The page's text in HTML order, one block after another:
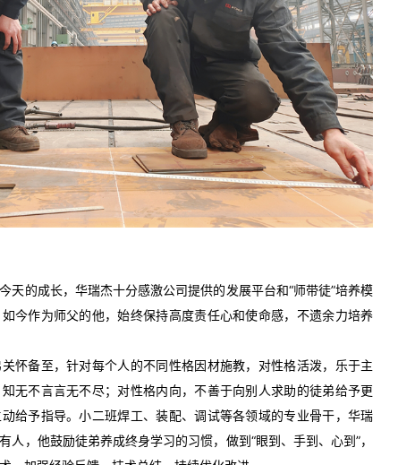
天的成长，华瑞杰十分感激公司提供的发展平台和“师带徒”培养模
今作为师父的他，始终保持高度责任心和使命感，不遗余力培养
怀备至，针对每个人的不同性格因材施教，对性格活泼，乐于主
无不言言无不尽；对性格内向，不善于向别人求助的徒弟给予更
给予指导。小二班焊工、装配、调试等各领域的专业骨干，华瑞
人，他鼓励徒弟养成终身学习的习惯，做到“眼到、手到、心到”，